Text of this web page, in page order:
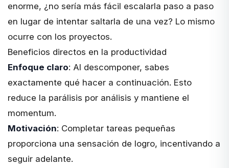
enorme, ¿no sería más fácil escalarla paso a paso
en lugar de intentar saltarla de una vez? Lo mismo
ocurre con los proyectos.
Beneficios directos en la productividad
Enfoque claro: Al descomponer, sabes
exactamente qué hacer a continuación. Esto
reduce la parálisis por análisis y mantiene el
momentum.
Motivación: Completar tareas pequeñas
proporciona una sensación de logro, incentivando a
seguir adelante.